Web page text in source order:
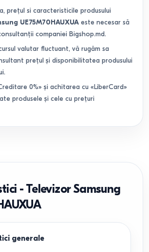
prețul si caracteristicile produsului
UE75M70HAUXUA este necesar să
companiei Bigshop.md.
valutar fluctuant, vă rugăm sa
prețul și disponibilitatea produsului
0%» și achitarea cu «LiberCard»
produsele și cele cu prețuri
- Televizor Samsung
generale